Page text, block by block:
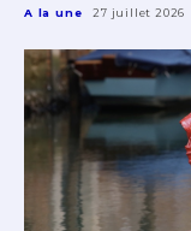
A la une 27 juillet 2026